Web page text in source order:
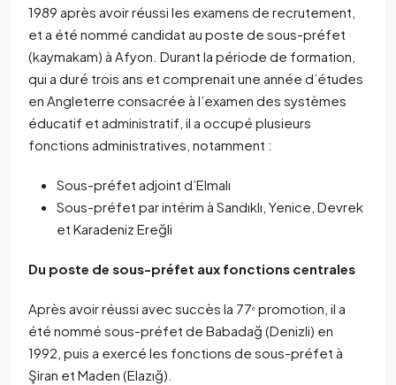
1989 après avoir réussi les examens de recrutement,
et a été nommé candidat au poste de sous-préfet
(kaymakam) à Afyon. Durant la période de formation,
qui a duré trois ans et comprenait une année d’études
en Angleterre consacrée à l’examen des systèmes
éducatif et administratif, il a occupé plusieurs
fonctions administratives, notamment :
Sous-préfet adjoint d’Elmalı
Sous-préfet par intérim à Sandıklı, Yenice, Devrek
et Karadeniz Ereğli
Du poste de sous-préfet aux fonctions centrales
Après avoir réussi avec succès la 77ᵉ promotion, il a
été nommé sous-préfet de Babadağ (Denizli) en
1992, puis a exercé les fonctions de sous-préfet à
Şiran et Maden (Elazığ).